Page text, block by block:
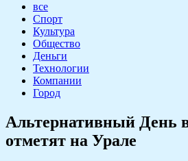
все
Спорт
Культура
Общество
Деньги
Технологии
Компании
Город
Альтернативный День
отметят на Урале